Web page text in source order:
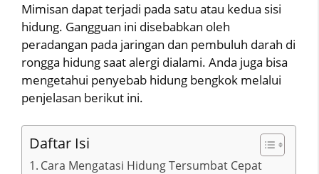
Mimisan dapat terjadi pada satu atau kedua sisi
hidung. Gangguan ini disebabkan oleh
peradangan pada jaringan dan pembuluh darah di
rongga hidung saat alergi dialami. Anda juga bisa
mengetahui penyebab hidung bengkok melalui
penjelasan berikut ini.
Daftar Isi
Cara Mengatasi Hidung Tersumbat Cepat